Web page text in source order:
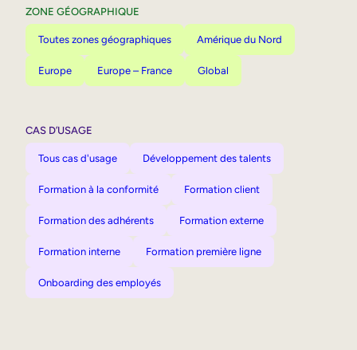
ZONE GÉOGRAPHIQUE
Toutes zones géographiques Amérique du Nord
Europe Europe – France Global
CAS D’USAGE
Tous cas d'usage Développement des talents
Formation à la conformité Formation client
Formation des adhérents Formation externe
Formation interne Formation première ligne
Onboarding des employés